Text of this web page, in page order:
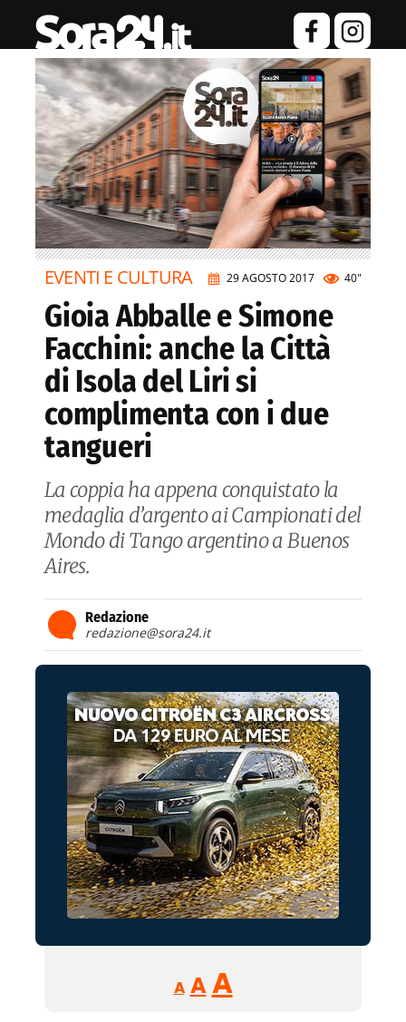
29 AGOSTO 2017 40"
EVENTI E CULTURA
Gioia Abballe e Simone
Facchini: anche la Città
di Isola del Liri si
complimenta con i due
tangueri
La coppia ha appena conquistato la
medaglia d’argento ai Campionati del
Mondo di Tango argentino a Buenos
Aires.
Redazione
redazione@sora24.it
A
Reducir
tamaño
A Restablecer
AAumentar